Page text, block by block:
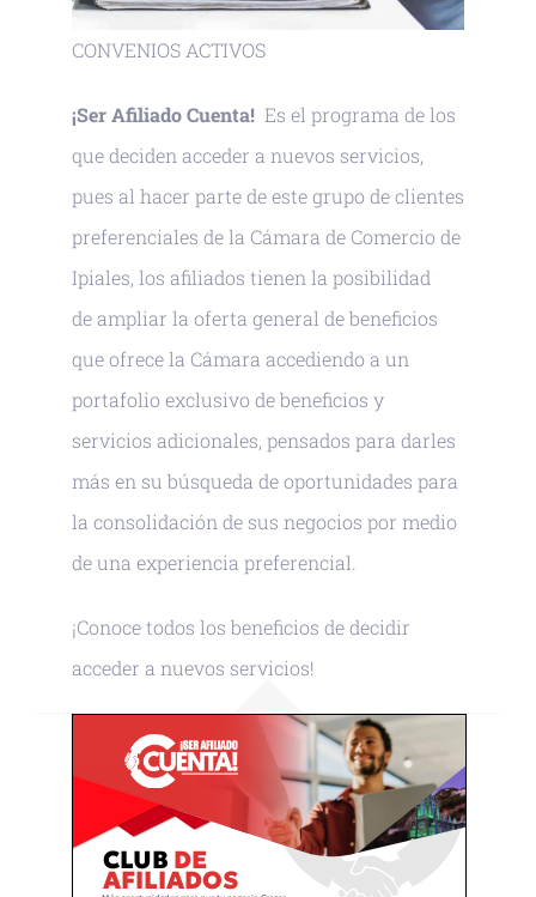
CONVENIOS ACTIVOS
¡Ser Afiliado Cuenta! Es el programa de los
que deciden acceder a nuevos servicios,
pues al hacer parte de este grupo de clientes
preferenciales de la Cámara de Comercio de
Ipiales, los afiliados tienen la posibilidad
de ampliar la oferta general de beneficios
que ofrece la Cámara accediendo a un
portafolio exclusivo de beneficios y
servicios adicionales, pensados para darles
más en su búsqueda de oportunidades para
la consolidación de sus negocios por medio
de una experiencia preferencial.
¡Conoce todos los beneficios de decidir
acceder a nuevos servicios!